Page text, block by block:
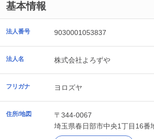
基本情報
法人番号 9030001053837
法人名 株式会社よろずや
フリガナ ヨロズヤ
住所/地図
〒344-0067
埼玉県春日部市中央1丁目16番